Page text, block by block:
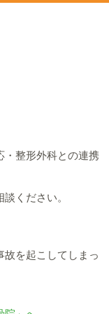
・整形外科との連携
ください。
を起こしてしまっ